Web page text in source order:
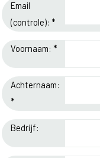
Email
(controle): *
Voornaam: *
Achternaam:
*
Bedrijf: